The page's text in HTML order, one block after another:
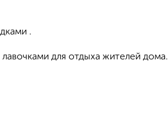
.
для отдыха жителей дома.